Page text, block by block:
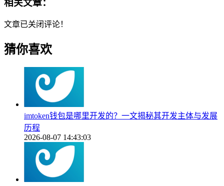
相关文章：
文章已关闭评论！
猜你喜欢
imtoken钱包是哪里开发的？一文揭秘其开发主体与发展
历程
2026-08-07 14:43:03